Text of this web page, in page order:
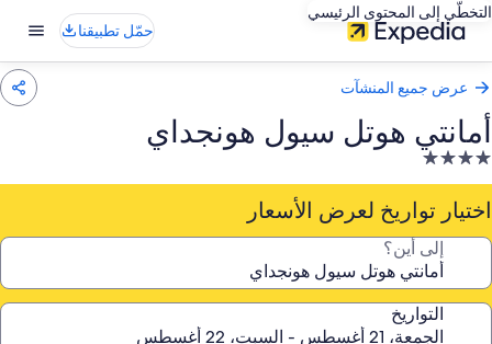
التخطّي إلى المحتوى الرئيسي
حمّل تطبيقنا
عرض جميع المنشآت
أمانتي هوتل سيول هونجداي
منشأة
فندقية
مصنفة
4.0
اختيار تواريخ لعرض الأسعار
إلى أين؟
التواريخ